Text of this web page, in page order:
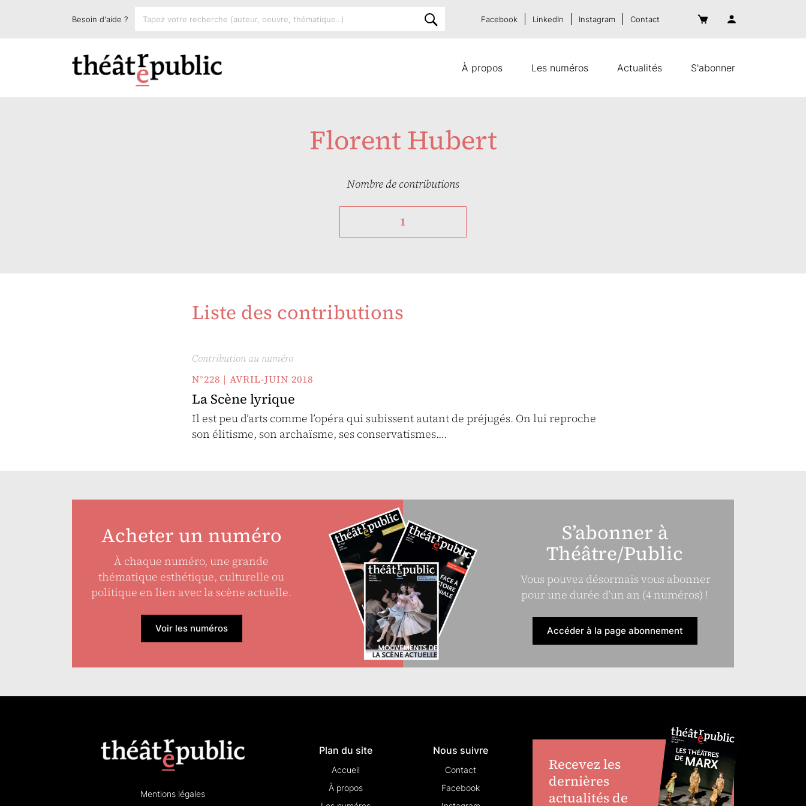
À propos Les numéros Actualités S'abonner
Besoin d'aide ? Facebook LinkedIn Instagram Contact
Florent Hubert
Nombre de contributions
1
Liste des contributions
Contribution au numéro
N°228 | AVRIL-JUIN 2018
La Scène lyrique
Il est peu d’arts comme l’opéra qui subissent autant de préjugés. On lui reproche
son élitisme, son archaïsme, ses conservatismes.…
Acheter un numéro
À chaque numéro, une grande
thématique esthétique, culturelle ou
politique en lien avec la scène actuelle.
Voir les numéros
S’abonner à
Théâtre/Public
Vous pouvez désormais vous abonner
pour une durée d’un an (4 numéros) !
Accéder à la page abonnement
Mentions légales
Plan du site
Accueil
À propos
Nous suivre
Contact
Facebook
Recevez les
dernières
actualités de